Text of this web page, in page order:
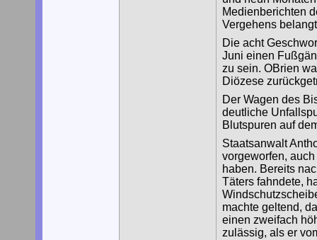
Medienberichten
Vergehens
Die acht
Juni einen
zu sein. OBrien
Diözese
Der Wagen des
deutliche
Blutspuren auf
Staatsanwalt
vorgeworfen,
haben. Bereits
Täters fahndete,
machte geltend,
einen zweifach
zulässig, als er